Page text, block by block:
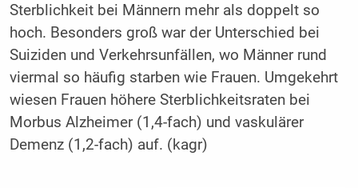
Sterblichkeit bei Männern mehr als doppelt so
hoch. Besonders groß war der Unterschied bei
Suiziden und Verkehrsunfällen, wo Männer rund
viermal so häufig starben wie Frauen. Umgekehrt
wiesen Frauen höhere Sterblichkeitsraten bei
Morbus Alzheimer (1,4-fach) und vaskulärer
Demenz (1,2-fach) auf. (kagr)